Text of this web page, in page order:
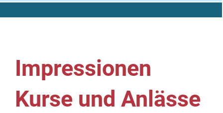
Impressionen
Kurse und Anlässe